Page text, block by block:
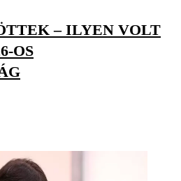
– ILYEN VOLT
OS